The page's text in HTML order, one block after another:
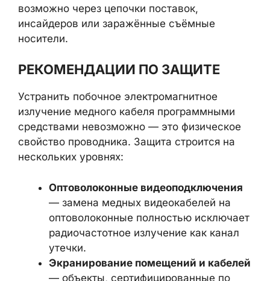
изолированном компьютере TrojPix
бесполезен. Это существенно сужает
практическую применимость, но не
внедрение вредоносного кода в
цепочки поставок, инсайдеров или
заражённые съёмные носители.
РЕКОМЕНДАЦИИ ПО ЗАЩИТЕ
излучение медного кабеля программными
средствами невозможно — это физическое
свойство проводника. Защита строится на
нескольких уровнях:
Оптоволоконные видеоподключения
— замена медных видеокабелей на